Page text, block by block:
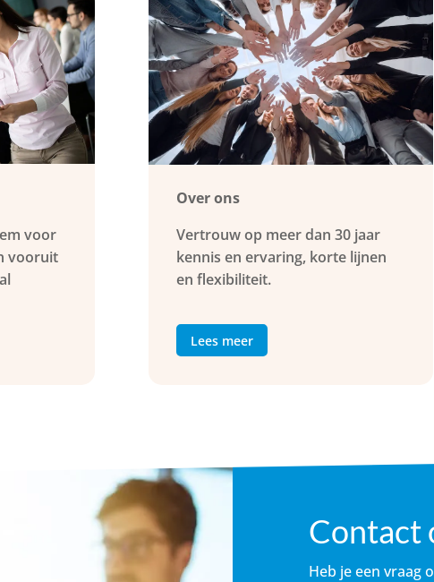
voor
vooruit
Over ons
Vertrouw op meer dan 30 jaar
kennis en ervaring, korte lijnen
en flexibiliteit.
Lees meer
Contact
Heb je een vraag